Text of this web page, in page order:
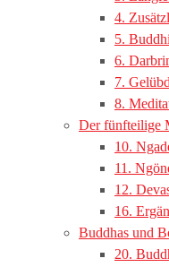
4.
5.
6.
7.
8.
Der fünfteilige
10.
11.
12.
16.
Buddhas und
20.